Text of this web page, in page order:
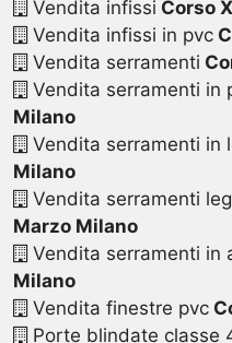
Vendita infissi Corso
Vendita infissi in pvc
Vendita serramenti
Vendita serramenti in
Milano
Vendita serramenti in
Milano
Vendita serramenti
Marzo Milano
Vendita serramenti in
Milano
Vendita finestre pvc
Porte blindate classe